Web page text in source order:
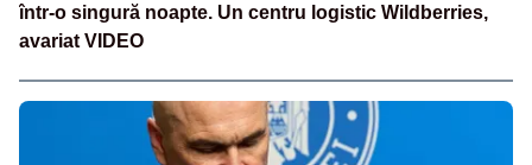
într-o singură noapte. Un centru logistic Wildberries,
avariat VIDEO